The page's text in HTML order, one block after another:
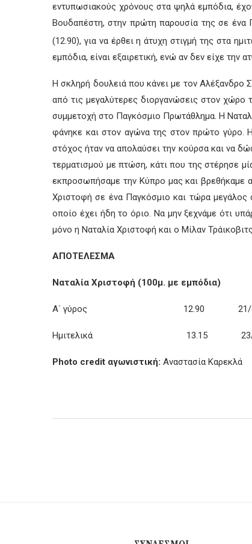
εντυπωσιακούς χρόνους στα ψηλά εμπόδια,
Βουδαπέστη, στην πρώτη παρουσία της σε ένα
(12.90), για να έρθει η άτυχη στιγμή της στα
εμπόδια, είναι εξαιρετική, ενώ αν δεν είχε την
Η σκληρή δουλειά που κάνει με τον Αλέξανδρο
από τις μεγαλύτερες διοργανώσεις στον χώρο
συμμετοχή στο Παγκόσμιο Πρωτάθλημα. Η
φάνηκε και στον αγώνα της στον πρώτο γύρο. Η
στόχος ήταν να απολαύσει την κούρσα και να
τερματισμού με πτώση, κάτι που της στέρησε
εκπροσωπήσαμε την Κύπρο μας και βρεθήκαμε
Χριστοφή σε ένα Παγκόσμιο και τώρα μεγάλος
οποίο έχει ήδη το όριο. Να μην ξεχνάμε ότι
μόνο η Ναταλία Χριστοφή και ο Μίλαν
ΑΠΟΤΕΛΕΣΜΑ
Ναταλία Χριστοφή (100μ. με εμπόδια)
Α΄ γύρος 12.90 21/
Ημιτελικά 13.15 23/
Photo credit αγωνιστική: Αναστασία Καρεκλά